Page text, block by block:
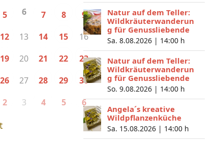
5 6 7 8
9
12 13 14 15
16
19 20 21 22
23
26 27 28 29
30
2 3 4 5 6
Natur auf dem Teller:
Wildkräuterwanderun
g für Genussliebende
Sa. 8.08.2026 | 14:00 h
Natur auf dem Teller:
Wildkräuterwanderun
g für Genussliebende
So. 9.08.2026 | 14:00 h
Angela´s kreative
Wildpflanzenküche
Sa. 15.08.2026 | 14:00 h